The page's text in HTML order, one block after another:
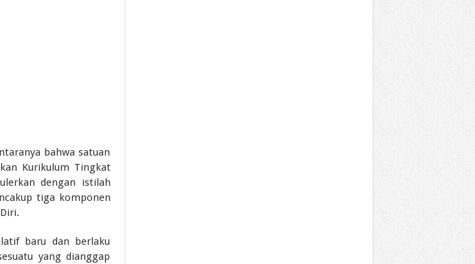
bahwa satuan
Kurikulum Tingkat
dengan istilah
tiga komponen
baru dan berlaku
yang dianggap